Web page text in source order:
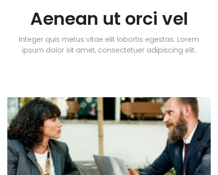
Aenean ut orci vel
Integer quis metus vitae elit lobortis egestas. Lorem
ipsum dolor sit amet, consectetuer adipiscing elit.